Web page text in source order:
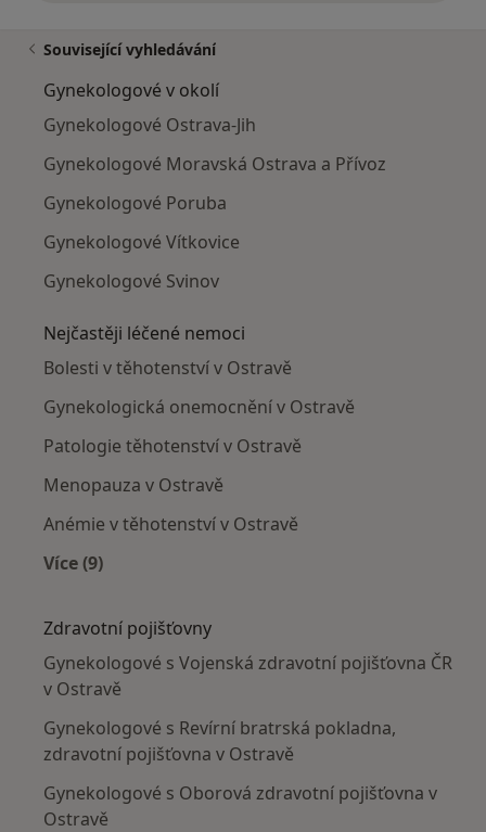
Související vyhledávání
Gynekologové v okolí
Gynekologové Ostrava-Jih
Gynekologové Moravská Ostrava a Přívoz
Gynekologové Poruba
Gynekologové Vítkovice
Gynekologové Svinov
Nejčastěji léčené nemoci
Bolesti v těhotenství v Ostravě
Gynekologická onemocnění v Ostravě
Patologie těhotenství v Ostravě
Menopauza v Ostravě
Anémie v těhotenství v Ostravě
Více (9)
Zdravotní pojišťovny
Gynekologové s Vojenská zdravotní pojišťovna ČR
v Ostravě
Gynekologové s Revírní bratrská pokladna,
zdravotní pojišťovna v Ostravě
Gynekologové s Oborová zdravotní pojišťovna v
Ostravě